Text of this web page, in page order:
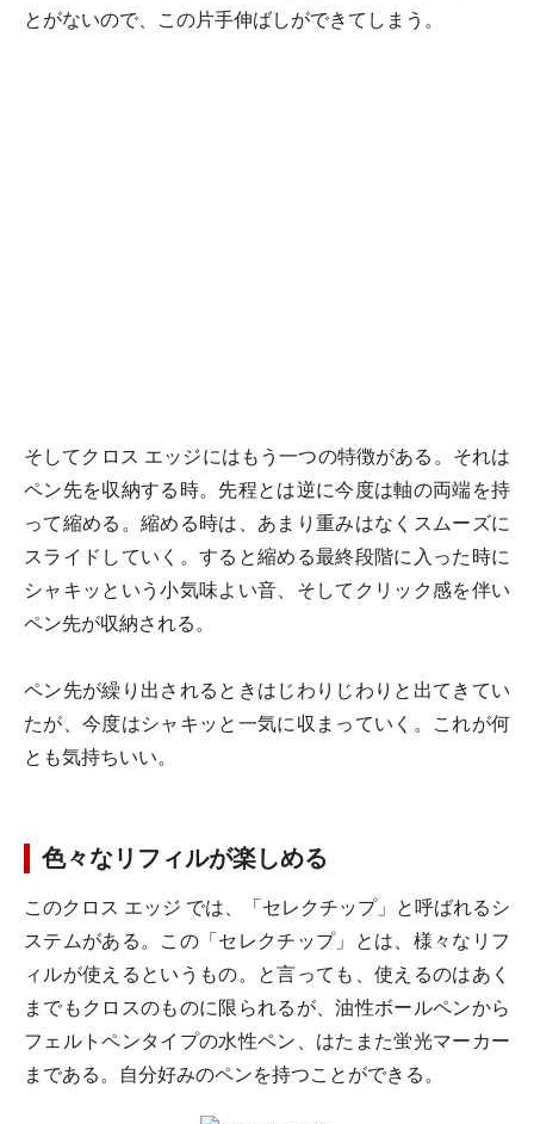
とがないので、この片手伸ばしができてしまう。
そしてクロス エッジにはもう一つの特徴がある。それは
ペン先を収納する時。先程とは逆に今度は軸の両端を持
って縮める。縮める時は、あまり重みはなくスムーズに
スライドしていく。すると縮める最終段階に入った時に
シャキッという小気味よい音、そしてクリック感を伴い
ペン先が収納される。
ペン先が繰り出されるときはじわりじわりと出てきてい
たが、今度はシャキッと一気に収まっていく。これが何
とも気持ちいい。
色々なリフィルが楽しめる
このクロス エッジ では、「セレクチップ」と呼ばれるシ
ステムがある。この「セレクチップ」とは、様々なリフ
ィルが使えるというもの。と言っても、使えるのはあく
までもクロスのものに限られるが、油性ボールペンから
フェルトペンタイプの水性ペン、はたまた蛍光マーカー
まである。自分好みのペンを持つことができる。